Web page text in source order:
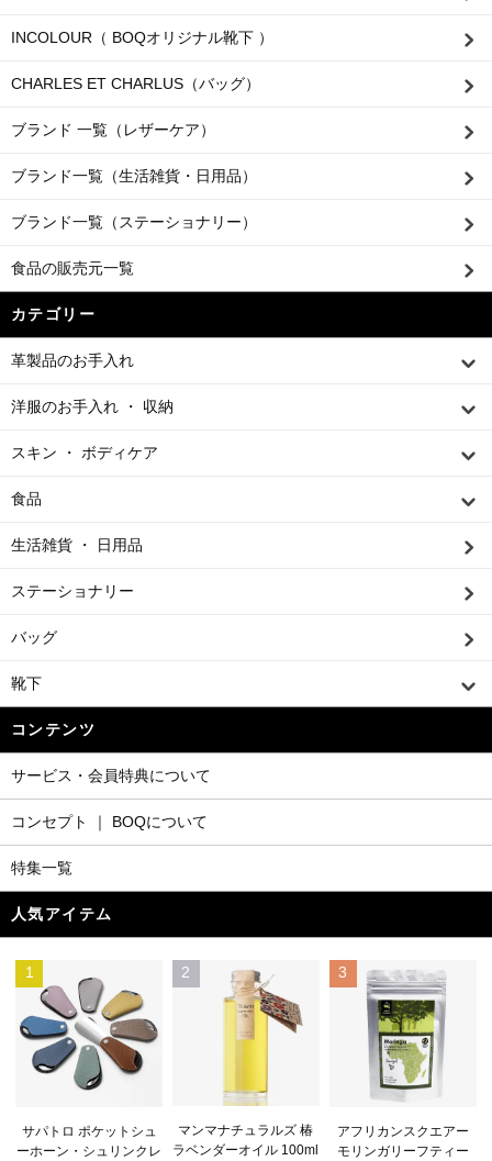
INCOLOUR（ BOQオリジナル靴下 ）
CHARLES ET CHARLUS（バッグ）
ブランド 一覧（レザーケア）
ブランド一覧（生活雑貨・日用品）
ブランド一覧（ステーショナリー）
食品の販売元一覧
カテゴリー
革製品のお手入れ
洋服のお手入れ ・ 収納
スキン ・ ボディケア
食品
生活雑貨 ・ 日用品
ステーショナリー
バッグ
靴下
コンテンツ
サービス・会員特典について
コンセプト ｜ BOQについて
特集一覧
人気アイテム
1
サパトロ ポケットシュ
ーホーン・シュリンクレ
2
マンマナチュラルズ 椿
ラベンダーオイル 100ml
3
アフリカンスクエアー
モリンガリーフティー